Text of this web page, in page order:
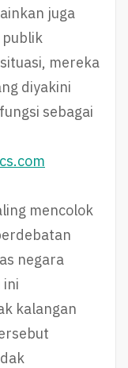
juga
mereka
diyakini
sebagai
mencolok
negara
ini
kalangan